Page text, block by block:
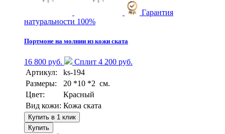
Гарантия
натуральности 100%
Портмоне на молнии из кожи ската
16 800 руб.
Сплит 4 200 руб.
Артикул:
ks-194
Размеры:
20 *10 *2 см.
Цвет:
Красный
Вид кожи: Кожа ската
Купить в 1 клик
Купить